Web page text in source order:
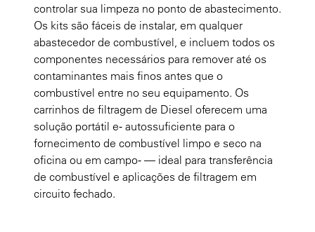
controlar sua limpeza no ponto de abastecimento.
Os kits são fáceis de instalar, em qualquer
abastecedor de combustível, e incluem todos os
componentes necessários para remover até os
contaminantes mais finos antes que o
combustível entre no seu equipamento. Os
carrinhos de filtragem de Diesel oferecem uma
solução portátil e‑ autossuficiente para o
fornecimento de combustível limpo e seco na
oficina ou em campo‑ — ideal para transferência
de combustível e aplicações de filtragem em
circuito fechado.